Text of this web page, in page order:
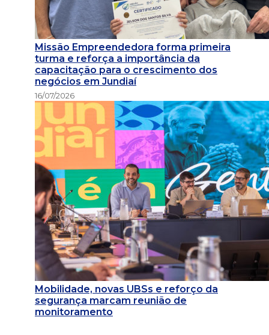
Missão Empreendedora forma primeira
turma e reforça a importância da
capacitação para o crescimento dos
negócios em Jundiaí
16/07/2026
Mobilidade, novas UBSs e reforço da
segurança marcam reunião de
monitoramento